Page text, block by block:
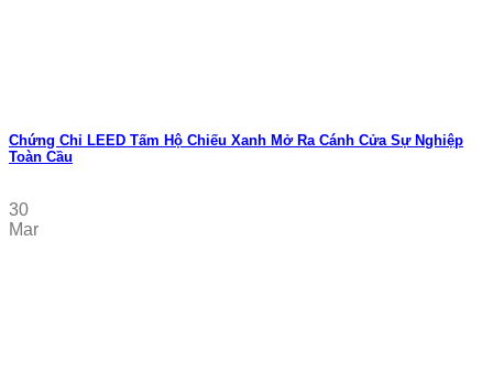
Chứng Chỉ LEED Tấm Hộ Chiếu Xanh Mở Ra Cánh Cửa Sự Nghiệp
Toàn Cầu
30
Mar